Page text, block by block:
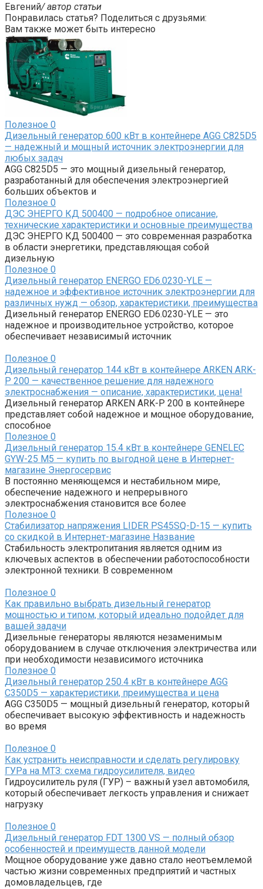
Евгений/ автор статьи
Понравилась статья? Поделиться с друзьями:
Вам также может быть интересно
Полезное 0
Дизельный генератор 600 кВт в контейнере AGG C825D5
— надежный и мощный источник электроэнергии для
любых задач
AGG C825D5 — это мощный дизельный генератор,
разработанный для обеспечения электроэнергией
больших объектов и
Полезное 0
ДЭС ЭНЕРГО КД 500400 — подробное описание,
технические характеристики и основные преимущества
ДЭС ЭНЕРГО КД 500400 — это современная разработка
в области энергетики, представляющая собой
дизельную
Полезное 0
Дизельный генератор ENERGO ED6.0230-YLE —
надежное и эффективное источник электроэнергии для
различных нужд — обзор, характеристики, преимущества
Дизельный генератор ENERGO ED6.0230-YLE — это
надежное и производительное устройство, которое
обеспечивает независимый источник
Полезное 0
Дизельный генератор 144 кВт в контейнере ARKEN ARK-
P 200 — качественное решение для надежного
электроснабжения — описание, характеристики, цена!
Дизельный генератор ARKEN ARK-P 200 в контейнере
представляет собой надежное и мощное оборудование,
способное
Полезное 0
Дизельный генератор 15.4 кВт в контейнере GENELEC
GYW-25 M5 — купить по выгодной цене в Интернет-
магазине Энергосервис
В постоянно меняющемся и нестабильном мире,
обеспечение надежного и непрерывного
электроснабжения становится все более
Полезное 0
Стабилизатор напряжения LIDER PS45SQ-D-15 — купить
со скидкой в Интернет-магазине Название
Стабильность электропитания является одним из
ключевых аспектов в обеспечении работоспособности
электронной техники. В современном
Полезное 0
Как правильно выбрать дизельный генератор
мощностью и типом, который идеально подойдет для
вашей задачи
Дизельные генераторы являются незаменимым
оборудованием в случае отключения электричества или
при необходимости независимого источника
Полезное 0
Дизельный генератор 250.4 кВт в контейнере AGG
C350D5 — характеристики, преимущества и цена
AGG C350D5 — мощный дизельный генератор, который
обеспечивает высокую эффективность и надежность
во время
Полезное 0
Как устранить неисправности и сделать регулировку
ГУРа на МТЗ: схема гидроусилителя, видео
Гидроусилитель руля (ГУР) – важный узел автомобиля,
который обеспечивает легкость управления и снижает
нагрузку
Полезное 0
Дизельный генератор FDT 1300 VS — полный обзор
особенностей и преимуществ данной модели
Мощное оборудование уже давно стало неотъемлемой
частью жизни современных предприятий и частных
домовладельцев, где